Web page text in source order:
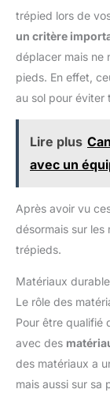
transformer
réglable de
Max
ULTRA
optimale.
horizontal
pour
la
trépied lors de
un critère
déplacer mais ne
pieds. En effet,
au sol pour éviter
Lire plus
avec un
Après avoir vu
désormais sur
trépieds.
Matériaux
Le rôle des
Pour être qualifié
avec des
des matériaux a
mais aussi sur sa